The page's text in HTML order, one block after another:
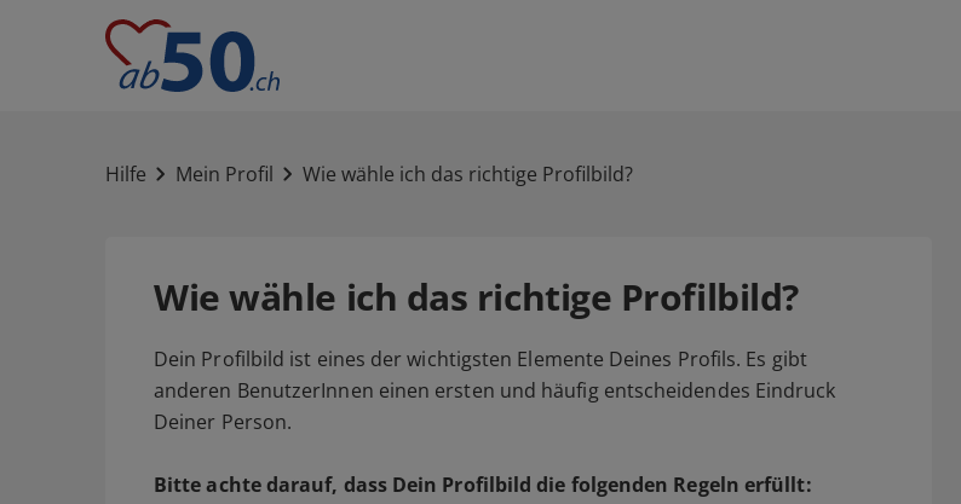
Hilfe Mein Profil Wie wähle ich das richtige Profilbild?
Wie wähle ich das richtige Profilbild?
Dein Profilbild ist eines der wichtigsten Elemente Deines Profils. Es gibt
anderen BenutzerInnen einen ersten und häufig entscheidendes Eindruck
Deiner Person.
Bitte achte darauf, dass Dein Profilbild die folgenden Regeln erfüllt: